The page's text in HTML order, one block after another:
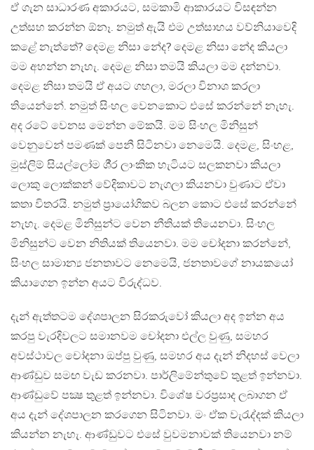
ඒ ගැන සාධාරණ අකාරයට, සමකාමි ආකාරයට විසඳන්න
උත්සහ කරන්න ඕනෑ. නමුත් ඇයි එම උත්සාහය වව්නියාවෙදි
කළේ නැත්තේ? දෙමළ නිසා නේද? දෙමළ නිසා නේද කියලා
මම අහන්න නැහැ. දෙමළ නිසා තමයි කියලා මම දන්නවා.
දෙමළ නිසා තමයි ඒ අයට ගහලා, මරලා විනාශ කරලා
තියෙන්නේ. නමුත් සිංහල වෙනකොට එසේ කරන්නේ නැහැ.
අද රටේ වෙනස මෙන්න මේකයි. මම සිංහල මිනිසුන්
වෙනුවෙන් පමණක් පෙනී සිටිනවා නෙමෙයි. දෙමළ, සිංහළ,
මුස්ලිම් සියල්ලෝම ශී‍්‍ර ලාංකික හැටියට සලකනවා කියලා
ලොකු ලොක්කන් වේදිකාවට නැගලා කියනවා වුණාට ඒවා
කතා විතරයි. නමුත් ප‍්‍රායෝගිකව බලන කොට එසේ කරන්නේ
නැහැ. දෙමළ මිනිසුන්ට වෙන නීතියක් තියෙනවා. සිංහල
මිනිසුන්ට වෙන නිතියක් තියෙනවා. මම චෝදනා කරන්නේ,
සිංහල සාමාන්‍ය ජනතාවට නෙමෙයි, ජනතාවගේ නායකයෝ
කියාගෙන ඉන්න අයට විරුද්ධව.
දැන් ඇත්තටම දේශපාලන සිරකරුවෝ කියලා අද ඉන්න අය
කරපු වැරදිවලට සමානවම චෝදනා එල්ල වුණු, සමහර
අවස්ථාවල චෝදනා ඔප්පු වුණු, සමහර අය දැන් නිදහස් වෙලා
ආණ්ඩුව සමඟ වැඩ කරනවා. පාර්ලිමේන්තුවේ තුළත් ඉන්නවා.
ආණ්ඩුවේ පක්‍ෂ තුළත් ඉන්නවා. විශේෂ වරප‍්‍රසාද ලබාගන ඒ
අය දැන් දේශපාලන කරගෙන සිටිනවා. මං ඒක වැරැද්දක් කියලා
කියන්න නැහැ. ආණ්ඩුවට එසේ වුවමනාවක් තියෙනවා නම්